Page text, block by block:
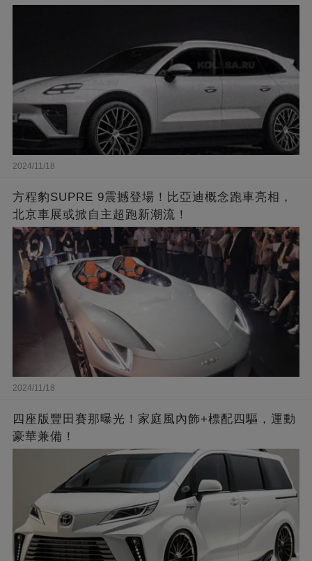
2024/11/18
方程豹SUPRE 9震撼登場！比亞迪概念跑車亮相，
北京車展或掀自主超跑新潮流！
2024/11/18
四座版豐田賽那曝光！家庭風內飾+標配四驅，運動
豪華兼備！